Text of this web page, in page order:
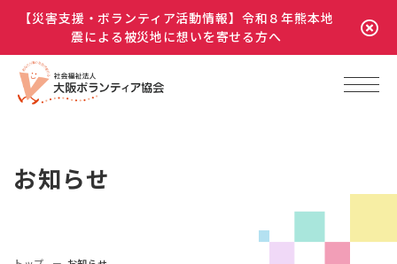
【災害支援・ボランティア活動情報】令和８年熊本地
震による被災地に想いを寄せる方へ
お知らせ